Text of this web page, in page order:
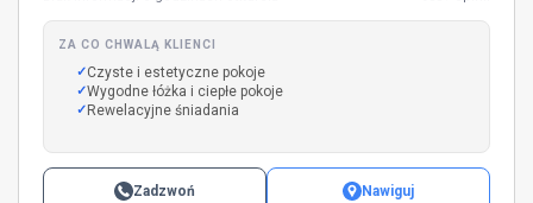
ZA CO CHWALĄ KLIENCI
Czyste i estetyczne pokoje
Wygodne łóżka i ciepłe pokoje
Rewelacyjne śniadania
Zadzwoń Nawiguj